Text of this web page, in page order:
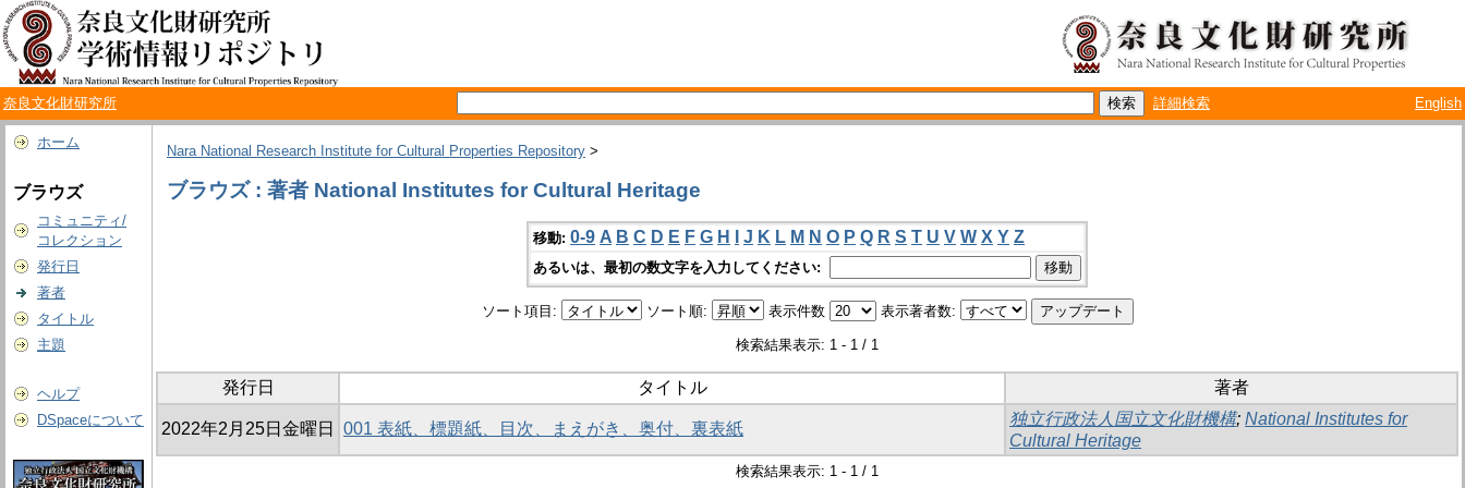
奈良文化財研究所 詳細検索 English
ホーム
ブラウズ
コミュニティ/
コレクション
発行日
著者
タイトル
主題
ヘルプ
DSpaceについて
Nara National Research Institute for Cultural Properties Repository >
ブラウズ : 著者 National Institutes for Cultural Heritage
移動: 0-9 A B C D E F G H J K L M N O P Q R S T U V W X Y Z
あるいは、最初の数文字を入力してください:
ソート項目: ソート順: 表示件数 表示著者数:
検索結果表示: 1 - 1 / 1
発行日 タイトル 著者
2022年2月25日金曜日 001 表紙、標題紙、目次、まえがき、奥付、裏表紙
独立行政法人国立文化財機構; National Institutes for
Cultural Heritage
検索結果表示: 1 - 1 / 1